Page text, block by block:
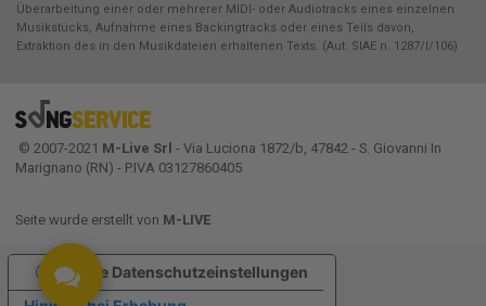
Überarbeitung einer oder mehrerer MIDI- oder Audiotracks eines einzelnen
Musikstücks, Aufnahme eines Backingtracks oder eines Teils davon,
Extraktion des in den Musikdateien erhaltenen Texts. (Aut. SIAE n. 1287/I/106)
© 2007-2021 M-Live Srl - Via Luciona 1872/b, 47842 - S. Giovanni In
Marignano (RN) - P.IVA 03127860405
Seite wurde erstellt von M-LIVE
Ihre Datenschutzeinstellungen